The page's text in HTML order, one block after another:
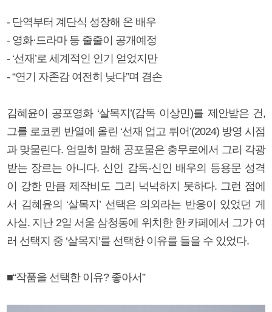
- 단역부터 계단식 성장해 온 배우
- 영화·드라마 등 줄줄이 공개예정
- ‘선재’로 세계적인 인기 얻었지만
- “연기 자존감 여전히 낮다”며 겸손
김혜윤이 공포영화 ‘살목지’(감독 이상민)를 제안받은 건,
그를 로코퀸 반열에 올린 ‘선재 업고 튀어’(2024) 방영 시점
과 맞물린다. 엄밀히 말해 공포물은 충무로에서 그리 각광
받는 장르는 아니다. 신인 감독-신인 배우의 등용문 성격
이 강한 만큼 제작비도 그리 넉넉하지 못하다. 그런 점에
서 김혜윤의 ‘살목지’ 선택은 의외라는 반응이 있었던 게
사실. 지난 2일 서울 삼청동에 위치한 한 카페에서 그가 여
러 선택지 중 ‘살목지’를 선택한 이유를 들을 수 있었다.
■“작품을 선택한 이유? 좋아서”